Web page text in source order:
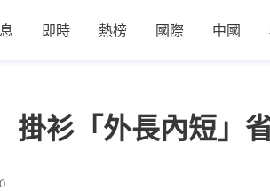
即時 熱榜 國際 中國
衫「外長內短」